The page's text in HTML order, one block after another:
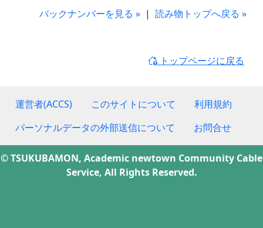
バックナンバーを見る » | 読み物トップへ戻る »
トップページに戻る
運営者(ACCS) このサイトについて
利用規約
パーソナルデータの外部送信について
お問合せ
© TSUKUBAMON, Academic newtown Community Cable
Service, All Rights Reserved.